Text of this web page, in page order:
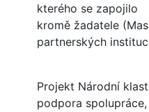
kterého se zapojilo
kromě žadatele
partnerských
Projekt Národní
podpora